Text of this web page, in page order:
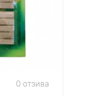
0 отзива